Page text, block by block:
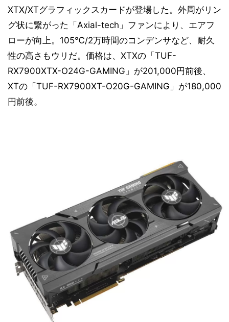
XTX/XTグラフィックスカードが登場した。外周がリン
グ状に繋がった「Axial-tech」ファンにより、エアフ
ローが向上。105℃/2万時間のコンデンサなど、耐久
性の高さもウリだ。価格は、XTXの「TUF-
RX7900XTX-O24G-GAMING」が201,000円前後、
XTの「TUF-RX7900XT-O20G-GAMING」が180,000
円前後。